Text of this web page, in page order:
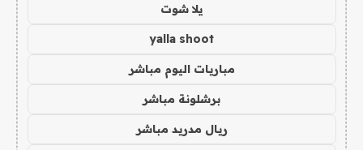
يلا شوت
yalla shoot
مباريات اليوم مباشر
برشلونة مباشر
ريال مدريد مباشر